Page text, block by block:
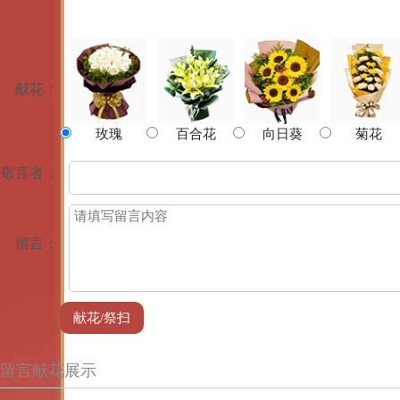
献花：
玫瑰 百合花 向日葵 菊花
敬言者：
留言：
留言献花展示